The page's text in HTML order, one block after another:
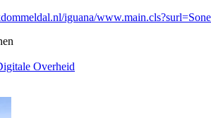
iguana/
Overheid